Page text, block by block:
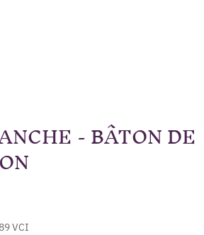
- BÂTON DE
VCI